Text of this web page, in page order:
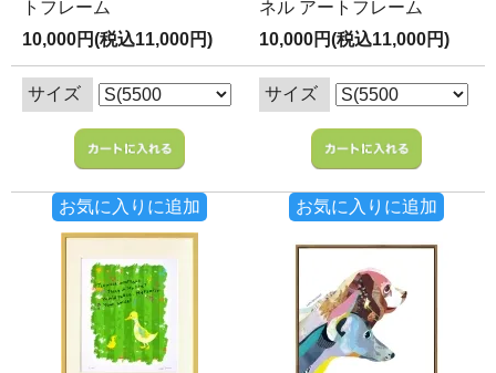
トフレーム
10,000円(税込11,000円)
サイズ
お気に入りに追加
ネル アートフレーム
10,000円(税込11,000円)
サイズ
お気に入りに追加